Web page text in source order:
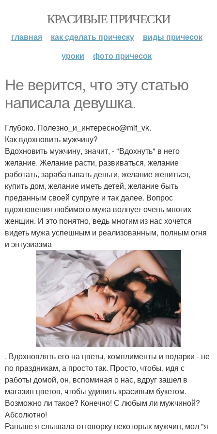
КРАСИВЫЕ ПРИЧЕСКИ
главная как сделать прическу
виды причесок
уроки
фото причесок
Не верится, что эту статью
написала девушка.
Глубоко. Полезно_и_интересно@mif_vk.
Как вдохновить мужчину?
Вдохновить мужчину, значит, - "Вдохнуть" в него
желание. Желание расти, развиваться, желание
работать, зарабатывать деньги, желание жениться,
купить дом, желание иметь детей, желание быть
преданным своей супруге и так далее. Вопрос
вдохновения любимого мужа волнует очень многих
женщин. И это понятно, ведь многим из нас хочется
видеть мужа успешным и реализованным, полным огня
и энтузиазма
. Вдохновлять его на цветы, комплименты и подарки - не
по праздникам, а просто так. Просто, чтобы, идя с
работы домой, он, вспоминая о нас, вдруг зашел в
магазин цветов, чтобы удивить красивым букетом.
Возможно ли такое? Конечно! С любым ли мужчиной?
Абсолютно!
Раньше я слышала отговорку некоторых мужчин, мол "я